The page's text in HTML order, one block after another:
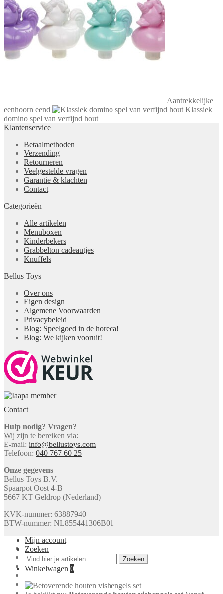
Aantrekkelijke
eenhoorn eend
Klassiek
domino spel van verfijnd hout
Klantenservice
Betaalmethoden
Verzending
Retourneren
Veelgestelde vragen
Garantie & klachten
Contact
Categorieën
Alle artikelen
Menuboxen
Kinderbekers
Grabbelton cadeautjes
Knuffels
Bellus Toys
Over ons
Eigen design
Algemene Voorwaarden
Privacybeleid
Blog: Speelgoed in de horeca!
Blog: We kijken vooruit!
Contact
Hulp nodig? Vragen?
Wij zijn te bereiken via:
E-mail: info@bellustoys.com
Telefoon: 040 767 60 25
Onze gegevens
Bellus Toys B.V.
Spaarpot Oost 4-B
5667 KT Geldrop (Nederland)
KVK-nummer: 63887940
BTW-nummer: NL855441306B01
Mijn account
Zoeken
Zoeken
naar:
Zoeken
Winkelwagen 0